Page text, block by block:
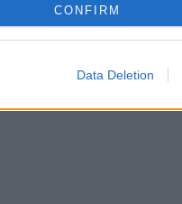
CONFIRM
Data Deletion